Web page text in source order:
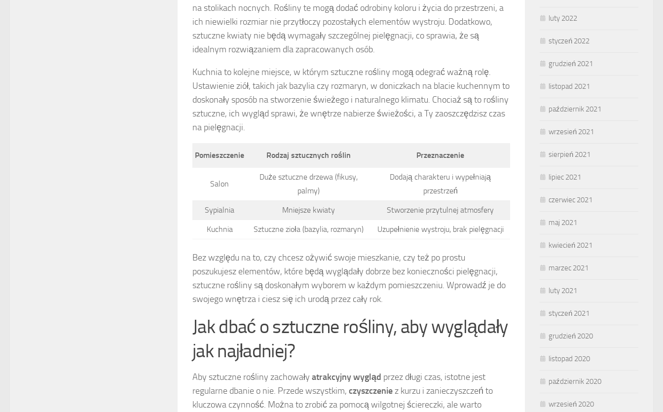
na stolikach nocnych. Rośliny te mogą dodać odrobiny koloru i życia do przestrzeni, a
ich niewielki rozmiar nie przytłoczy pozostałych elementów wystroju. Dodatkowo,
sztuczne kwiaty nie będą wymagały szczególnej pielęgnacji, co sprawia, że są
idealnym rozwiązaniem dla zapracowanych osób.
Kuchnia to kolejne miejsce, w którym sztuczne rośliny mogą odegrać ważną rolę.
Ustawienie ziół, takich jak bazylia czy rozmaryn, w doniczkach na blacie kuchennym to
doskonały sposób na stworzenie świeżego i naturalnego klimatu. Chociaż są to rośliny
sztuczne, ich wygląd sprawi, że wnętrze nabierze świeżości, a Ty zaoszczędzisz czas
na pielęgnacji.
Pomieszczenie Rodzaj sztucznych roślin Przeznaczenie
Salon
Duże sztuczne drzewa (fikusy,
palmy)
Dodają charakteru i wypełniają
przestrzeń
Sypialnia Mniejsze kwiaty Stworzenie przytulnej atmosfery
Kuchnia Sztuczne zioła (bazylia, rozmaryn) Uzupełnienie wystroju, brak pielęgnacji
Bez względu na to, czy chcesz ożywić swoje mieszkanie, czy też po prostu
poszukujesz elementów, które będą wyglądały dobrze bez konieczności pielęgnacji,
sztuczne rośliny są doskonałym wyborem w każdym pomieszczeniu. Wprowadź je do
swojego wnętrza i ciesz się ich urodą przez cały rok.
Jak dbać o sztuczne rośliny, aby wyglądały
jak najładniej?
Aby sztuczne rośliny zachowały atrakcyjny wygląd przez długi czas, istotne jest
regularne dbanie o nie. Przede wszystkim, czyszczeniez kurzu i zanieczyszczeń to
kluczowa czynność. Można to zrobić za pomocą wilgotnej ściereczki, ale warto
luty 2022
styczeń 2022
grudzień 2021
listopad 2021
październik 2021
wrzesień 2021
sierpień 2021
lipiec 2021
czerwiec 2021
maj 2021
kwiecień 2021
marzec 2021
luty 2021
styczeń 2021
grudzień 2020
listopad 2020
październik 2020
wrzesień 2020